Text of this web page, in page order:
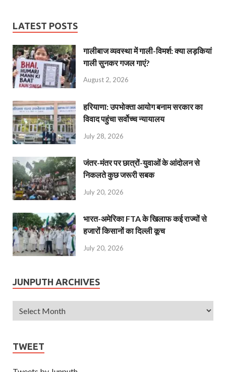
LATEST POSTS
गालीबाज व्‍यवस्‍था में गाली-विमर्श: क्या लड़कियां
गाली सुनकर गजल गाएं?
August 2, 2026
हरियाणा: उपभोक्ता आयोग बनाम सरकार का
विवाद पहुंचा सर्वोच्च न्यायालय
July 28, 2026
जंतर-मंतर पर छात्रों-युवाओं के आंदोलन से
निकलते कुछ जरूरी सबक
July 20, 2026
भारत-अमेरिका FTA के खिलाफ कई राज्यों से
हजारों किसानों का दिल्ली कूच
July 20, 2026
JUNPUTH ARCHIVES
TWEET